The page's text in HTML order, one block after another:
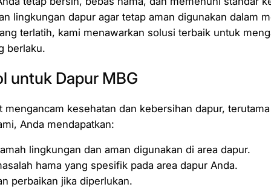
lingkungan dapur agar tetap aman digunakan dalam
terlatih, kami menawarkan solusi terbaik untuk
berlaku.
untuk Dapur MBG
kesehatan dan kebersihan dapur,
Anda mendapatkan:
lingkungan dan aman digunakan di area dapur.
hama yang spesifik pada area dapur Anda.
perbaikan jika diperlukan.